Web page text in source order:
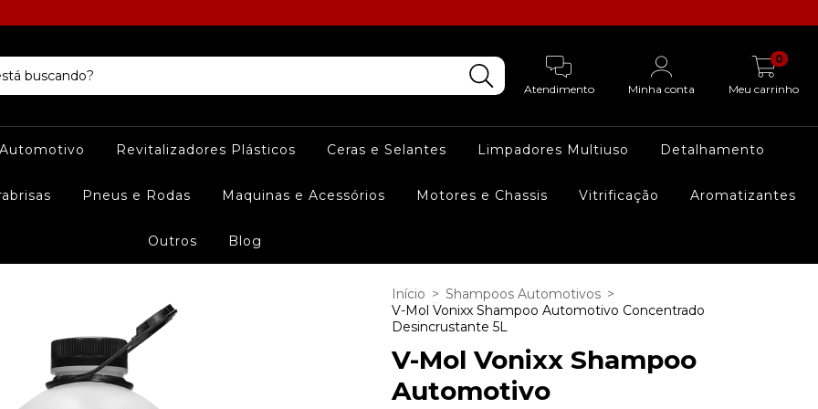
Atendimento Minha conta Meu carrinho
0
Revitalizadores Plásticos Ceras e Selantes Limpadores Multiuso Detalhamento
Pneus e Rodas Maquinas e Acessórios Motores e Chassis Vitrificação Aromatizantes
Outros Blog
Início > Shampoos Automotivos >
V-Mol Vonixx Shampoo Automotivo Concentrado
Desincrustante 5L
V-Mol Vonixx Shampoo
Automotivo